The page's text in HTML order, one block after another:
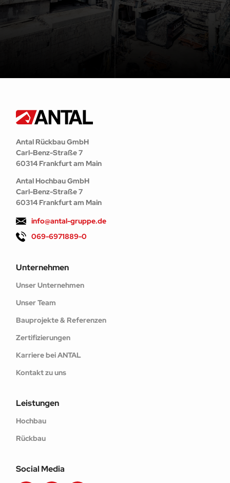
Antal Rückbau GmbH
Carl-Benz-Straße 7
60314 Frankfurt am Main
Antal Hochbau GmbH
Carl-Benz-Straße 7
60314 Frankfurt am Main
info@antal-gruppe.de
069-6971889-0
Unternehmen
Unser Unternehmen
Unser Team
Bauprojekte & Referenzen
Zertifizierungen
Karriere bei ANTAL
Kontakt zu uns
Leistungen
Hochbau
Rückbau
Social Media